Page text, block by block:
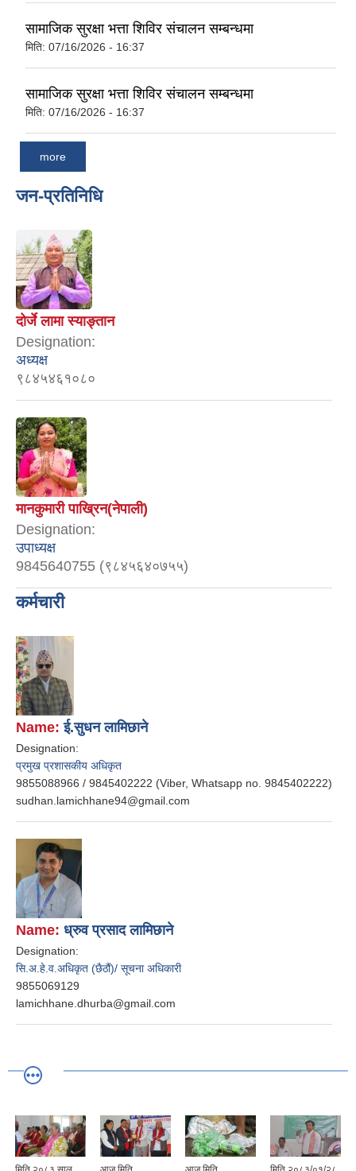
सामाजिक सुरक्षा भत्ता शिविर संचालन सम्बन्धमा
मिति: 07/16/2026 - 16:37
सामाजिक सुरक्षा भत्ता शिविर संचालन सम्बन्धमा
मिति: 07/16/2026 - 16:37
more
जन-प्रतिनिधि
दोर्जे लामा स्याङ्तान
Designation:
अध्यक्ष
९८४५४६१०८०
मानकुमारी पाख्रिन(नेपाली)
Designation:
उपाध्यक्ष
9845640755 (९८४५६४०७५५)
कर्मचारी
Name:ई.सुधन लामिछाने
Designation:
प्रमुख प्रशासकीय अधिकृत
9855088966 / 9845402222 (Viber, Whatsapp no. 9845402222)
sudhan.lamichhane94@gmail.com
Name: ध्रुव प्रसाद लामिछाने
Designation:
सि.अ.हे.व.अधिकृत (छैठौं)/ सूचना अधिकारी
9855069129
lamichhane.dhurba@gmail.com